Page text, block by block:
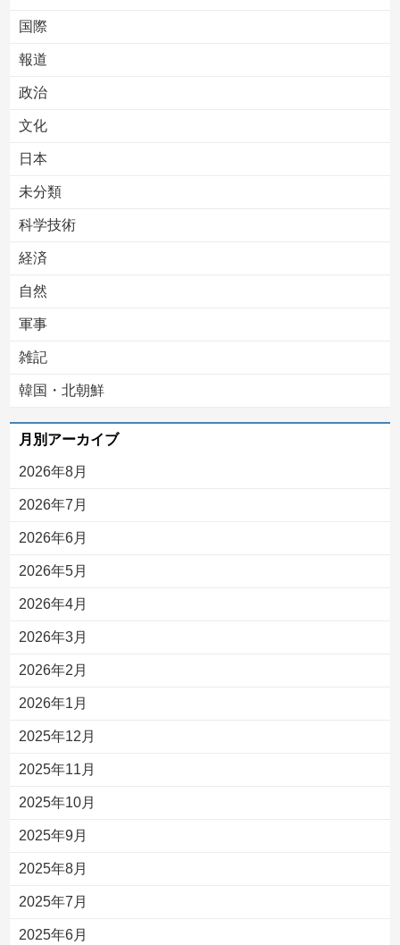
国際
報道
政治
文化
日本
未分類
科学技術
経済
自然
軍事
雑記
韓国・北朝鮮
月別アーカイブ
2026年8月
2026年7月
2026年6月
2026年5月
2026年4月
2026年3月
2026年2月
2026年1月
2025年12月
2025年11月
2025年10月
2025年9月
2025年8月
2025年7月
2025年6月